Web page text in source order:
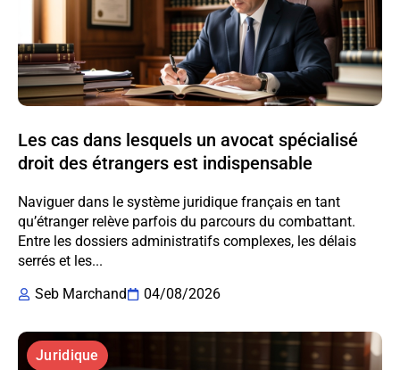
Les cas dans lesquels un avocat spécialisé
droit des étrangers est indispensable
Naviguer dans le système juridique français en tant
qu’étranger relève parfois du parcours du combattant.
Entre les dossiers administratifs complexes, les délais
serrés et les...
Seb Marchand
04/08/2026
Juridique